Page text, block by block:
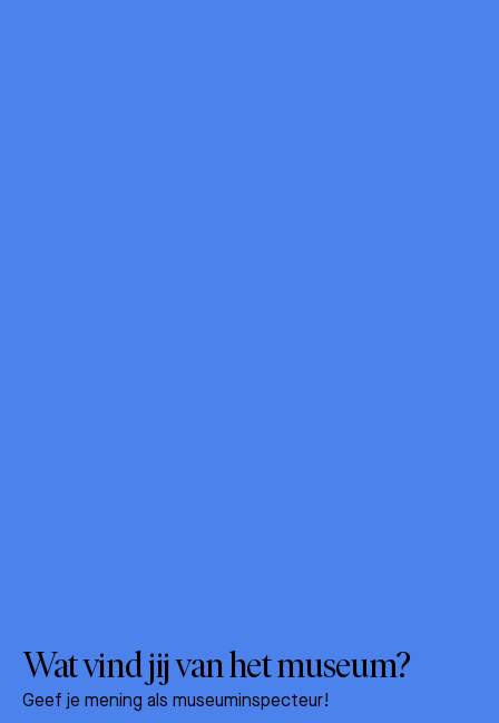
Wat vind jij van het museum?
Geef je mening als museuminspecteur!